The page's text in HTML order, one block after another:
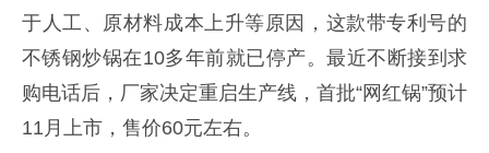
于人工、原材料成本上升等原因，这款带专利号的
不锈钢炒锅在10多年前就已停产。最近不断接到求
购电话后，厂家决定重启生产线，首批“网红锅”预计
11月上市，售价60元左右。